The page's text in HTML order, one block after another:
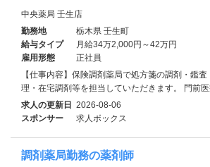
中央薬局 壬生店
勤務地
栃木県 壬生町
給与タイプ
月給34万2,000円～42万円
雇用形態
正社員
【仕事内容】保険調剤薬局で処方箋の調剤・鑑
理・在宅調剤等を担当していただきます。 門前
求人の更新日 2026-08-06
スポンサー
求人ボックス
調剤薬局勤務の薬剤師